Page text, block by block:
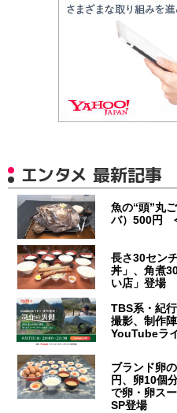
エンタメ 最新記事
魚の“頭”丸
バ）500円
長さ30セン
丼」、角煮
い店」登場
TBS系・紀
撮影、制作
YouTubeラ
ブランド卵
円、卵10個
で卵・卵ス
SP登場